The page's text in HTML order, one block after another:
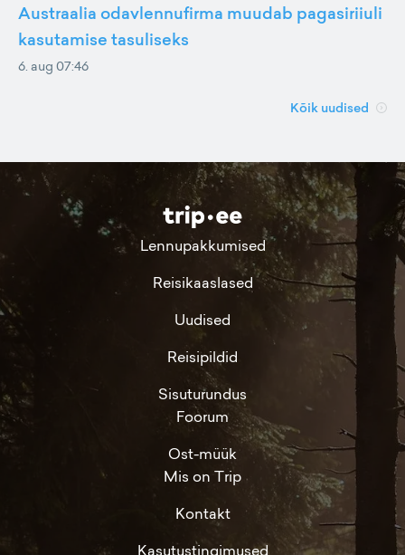
Austraalia odavlennufirma muudab pagasiriiuli
kasutamise tasuliseks
6. aug 07:46
Kõik uudised
Lennupakkumised
Reisikaaslased
Uudised
Reisipildid
Sisuturundus
Foorum
Ost-müük
Mis on Trip
Kontakt
Kasutustingimused